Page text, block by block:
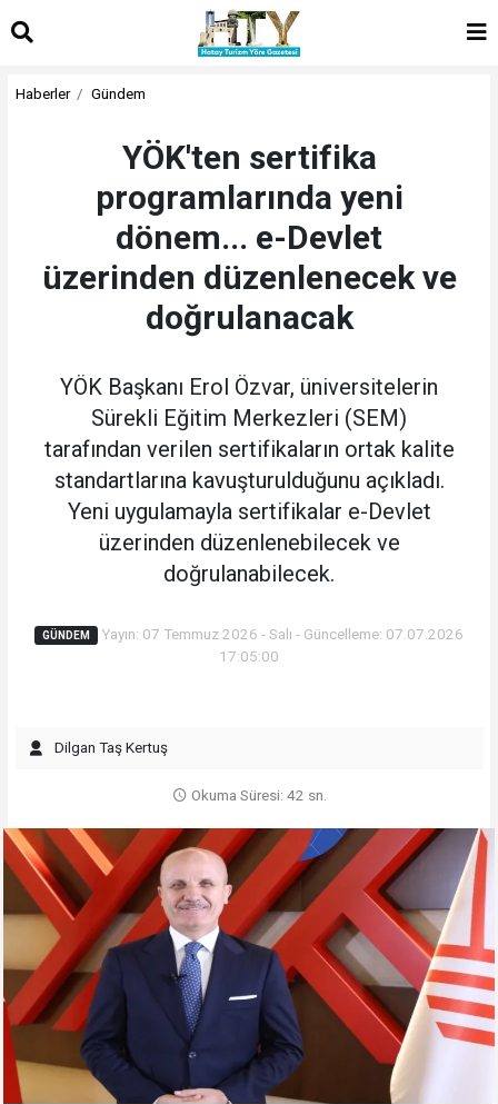
Haberler Gündem
YÖK'ten sertifika
programlarında yeni
dönem... e-Devlet
üzerinden düzenlenecek ve
doğrulanacak
YÖK Başkanı Erol Özvar, üniversitelerin
Sürekli Eğitim Merkezleri (SEM)
tarafından verilen sertifikaların ortak kalite
standartlarına kavuşturulduğunu açıkladı.
Yeni uygulamayla sertifikalar e-Devlet
üzerinden düzenlenebilecek ve
doğrulanabilecek.
GÜNDEM
Yayın: 07 Temmuz 2026 - Salı - Güncelleme: 07.07.2026
17:05:00
Dilgan Taş Kertuş
Okuma Süresi: 42 sn.